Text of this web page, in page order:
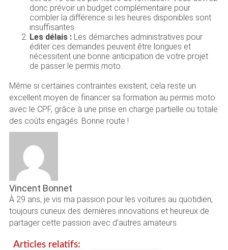
donc prévoir un budget complémentaire pour
combler la différence si les heures disponibles sont
insuffisantes.
Les délais :Les démarches administratives pour
éditer ces demandes peuvent être longues et
nécessitent une bonne anticipation de votre projet
de passer le permis moto.
Même si certaines contraintes existent, cela reste un
excellent moyen de financer sa formation au permis moto
avec le CPF, grâce à une prise en charge partielle ou totale
des coûts engagés. Bonne route !
Vincent Bonnet
À 29 ans, je vis ma passion pour les voitures au quotidien,
toujours curieux des dernières innovations et heureux de
partager cette passion avec d'autres amateurs.
Articles relatifs: